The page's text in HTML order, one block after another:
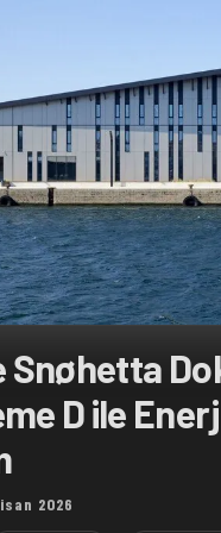
Snøhetta
D ile
2026